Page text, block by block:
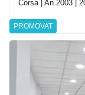
PROMOVAT
Corsa | An 2003 |